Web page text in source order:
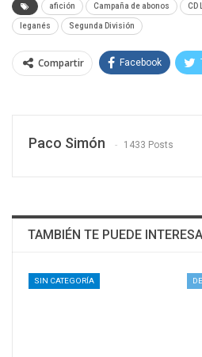
afición Campaña de abonos CD
leganés Segunda División
Compartir Facebook
Paco Simón 1433 Posts
TAMBIÉN TE PUEDE
SIN CATEGORÍA